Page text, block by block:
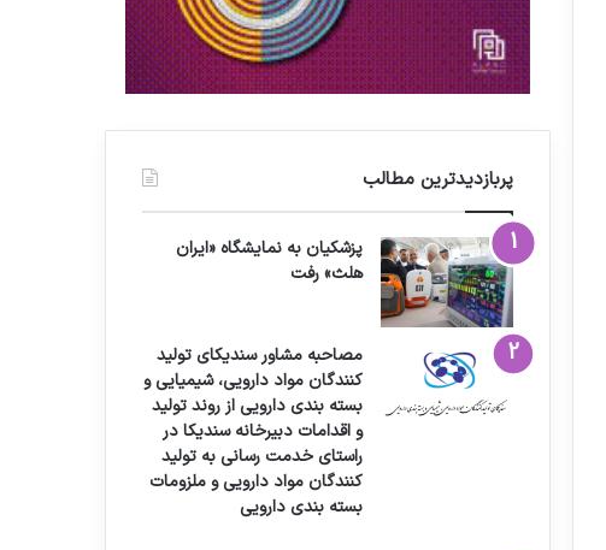
پربازدیدترین مطالب
پزشکیان به نمایشگاه «ایران
هلث» رفت
مصاحبه مشاور سندیکای تولید
کنندگان مواد دارویی، شیمیایی و
بسته بندی دارویی از روند تولید
و اقدامات دبیرخانه سندیکا در
راستای خدمت رسانی به تولید
کنندگان مواد دارویی و ملزومات
بسته بندی دارویی